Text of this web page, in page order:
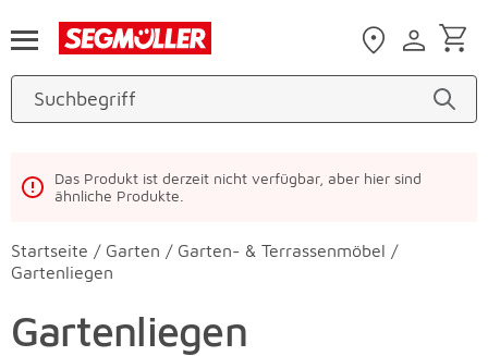
Das Produkt ist derzeit nicht verfügbar, aber hier sind
ähnliche Produkte.
Startseite / Garten / Garten- & Terrassenmöbel /
Gartenliegen
Gartenliegen